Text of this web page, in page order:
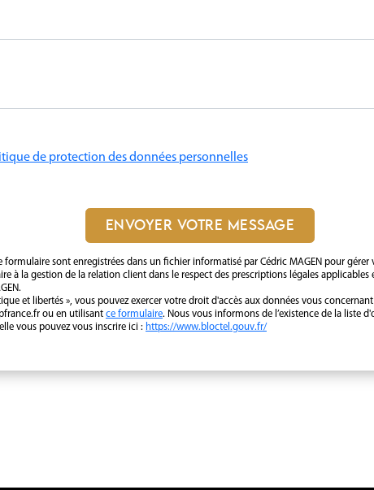
de protection des données personnelles
ENVOYER VOTRE MESSAGE
formulaire sont enregistrées dans un fichier informatisé par Cédric MAGEN pour gérer
à la gestion de la relation client dans le respect des prescriptions légales applicables
.
et libertés », vous pouvez exercer votre droit d'accès aux données vous
ou en utilisant ce formulaire. Nous vous informons de l’existence de la liste
vous pouvez vous inscrire ici : https://www.bloctel.gouv.fr/